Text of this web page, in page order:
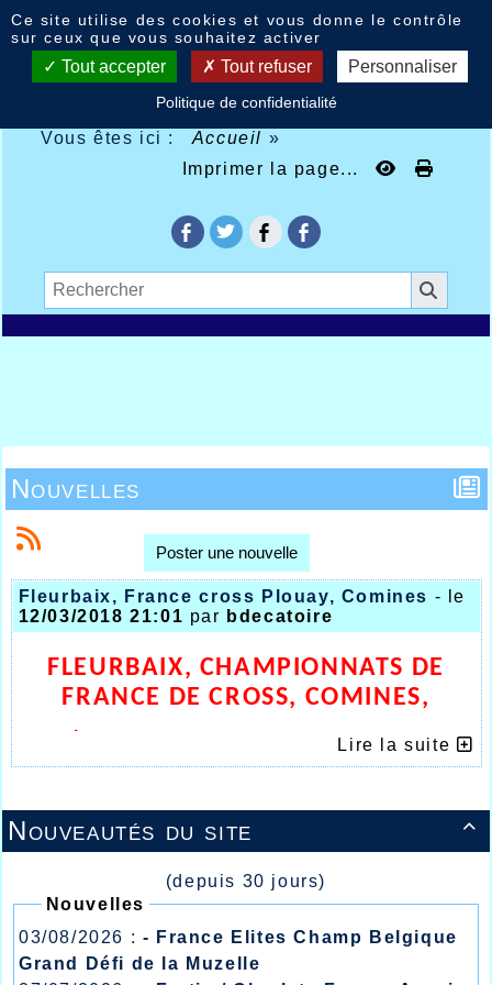
Vous êtes ici : Accueil »
Imprimer la page...

Nouveautés du site
(depuis 30 jours)
Nouvelles
03/08/2026 : - France Elites Champ Belgique
Grand Défi de la Muzelle
Nouvelles
Poster une nouvelle
Fleurbaix, France cross Plouay, Comines - le
12/03/2018 21:01 par bdecatoire
FLEURBAIX, CHAMPIONNATS DE
FRANCE DE CROSS, COMINES,
L’AHVL SUR TOUS LES FRONTS
Lire la suite
Ce site utilise des cookies et vous donne le contrôle
sur ceux que vous souhaitez activer
Tout accepter Tout refuser Personnaliser
Politique de confidentialité